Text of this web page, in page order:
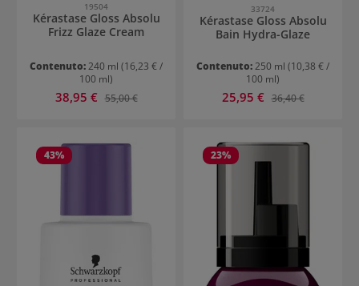
19504
Kérastase Gloss Absolu
Frizz Glaze Cream
Contenuto:240 ml (16,23 € /
100 ml)
Prezzo di vendita:
38,95 € Prezzo normale:
55,00 €
33724
Kérastase Gloss Absolu
Bain Hydra-Glaze
Contenuto:250 ml (10,38 € /
100 ml)
Prezzo di vendita:
25,95 € Prezzo normale:
36,40 €
43% 23%